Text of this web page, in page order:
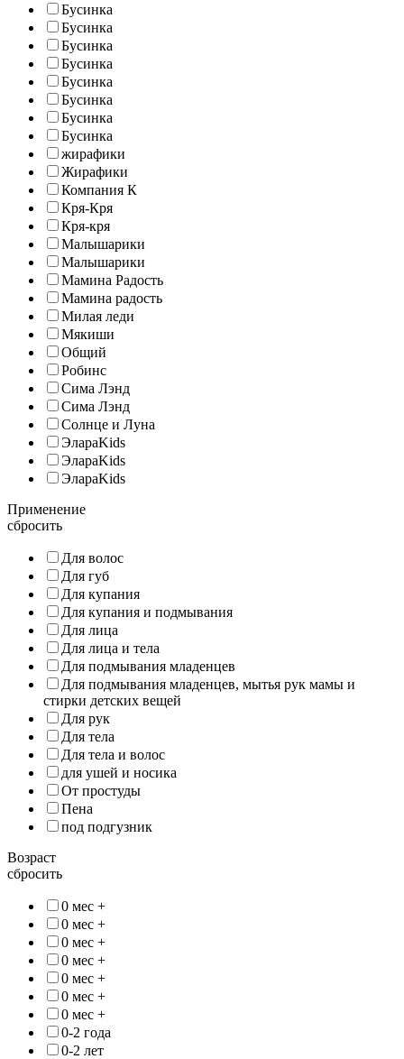
Бусинка
Бусинка
Бусинка
Бусинка
Бусинка
Бусинка
Бусинка
Бусинка
жирафики
Жирафики
Компания К
Кря-Кря
Кря-кря
Малышарики
Малышарики
Мамина Радость
Мамина радость
Милая леди
Мякиши
Общий
Робинс
Сима Лэнд
Сима Лэнд
Солнце и Луна
ЭлараKids
ЭлараKids
ЭлараKids
Применение
сбросить
Для волос
Для губ
Для купания
Для купания и подмывания
Для лица
Для лица и тела
Для подмывания младенцев
Для подмывания младенцев, мытья рук мамы и
стирки детских вещей
Для рук
Для тела
Для тела и волос
для ушей и носика
От простуды
Пена
под подгузник
Возраст
сбросить
0 мес +
0 мес +
0 мес +
0 мес +
0 мес +
0 мес +
0 мес +
0-2 года
0-2 лет